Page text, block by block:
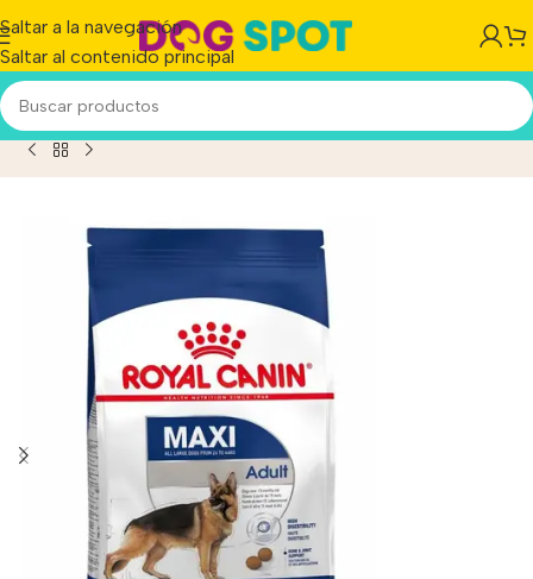
Saltar a la navegación
Saltar al contenido principal
Inicio/ Producto/